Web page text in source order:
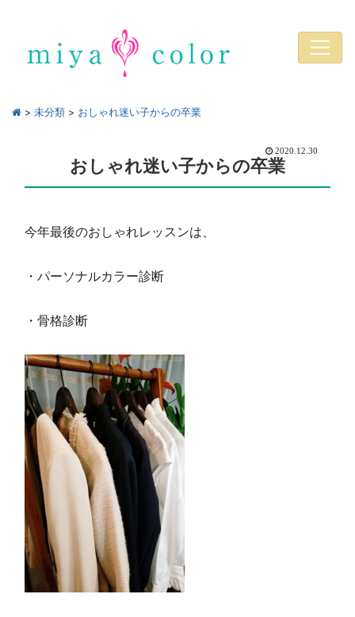
> 未分類 > おしゃれ迷い子からの卒業
おしゃれ迷い子からの卒業
2020.12.30
今年最後のおしゃれレッスンは、
・パーソナルカラー診断
・骨格診断